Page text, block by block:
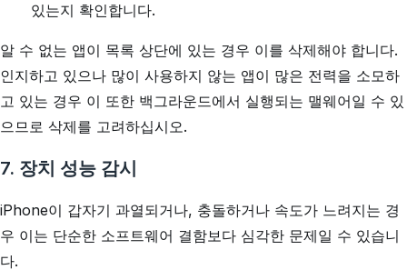
있는지 확인합니다.
알 수 없는 앱이 목록 상단에 있는 경우 이를 삭제해야 합니다.
인지하고 있으나 많이 사용하지 않는 앱이 많은 전력을 소모하
고 있는 경우 이 또한 백그라운드에서 실행되는 맬웨어일 수 있
으므로 삭제를 고려하십시오.
7. 장치 성능 감시
iPhone이 갑자기 과열되거나, 충돌하거나 속도가 느려지는 경
우 이는 단순한 소프트웨어 결함보다 심각한 문제일 수 있습니
다.